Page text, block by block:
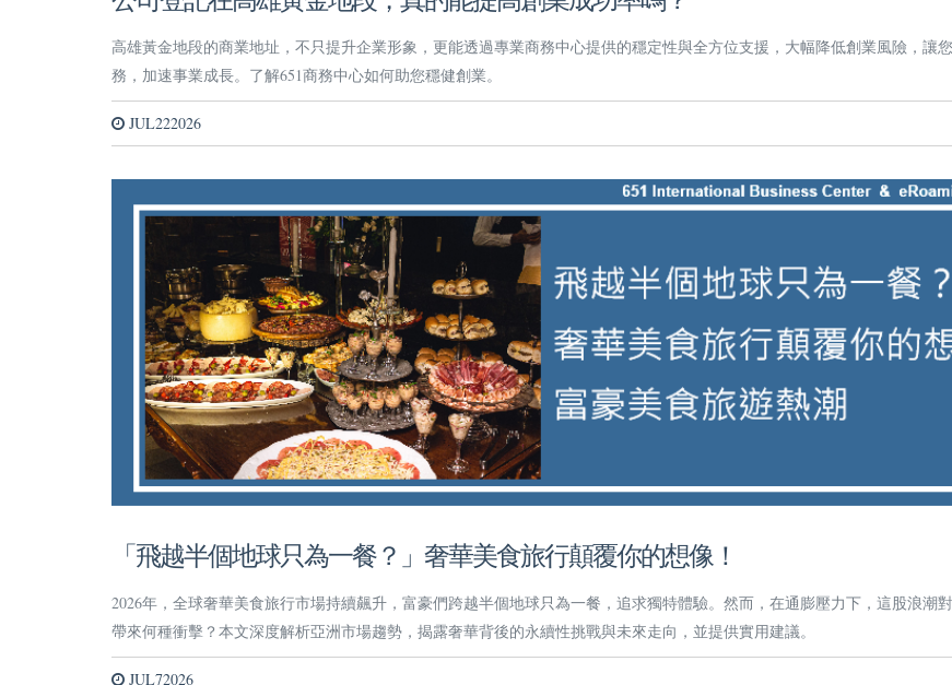
高雄黃金地段的商業地址，不只提升企業形象，更能透過專業商務中心提供的穩定性與全方位支援，大幅降低創業風險，讓
務，加速事業成長。了解651商務中心如何助您穩健創業。
JUL222026
「飛越半個地球只為一餐？」奢華美食旅行顛覆你的想像！
2026年，全球奢華美食旅行市場持續飆升，富豪們跨越半個地球只為一餐，追求獨特體驗。然而，在通膨壓力下，這股浪潮
帶來何種衝擊？本文深度解析亞洲市場趨勢，揭露奢華背後的永續性挑戰與未來走向，並提供實用建議。
JUL72026